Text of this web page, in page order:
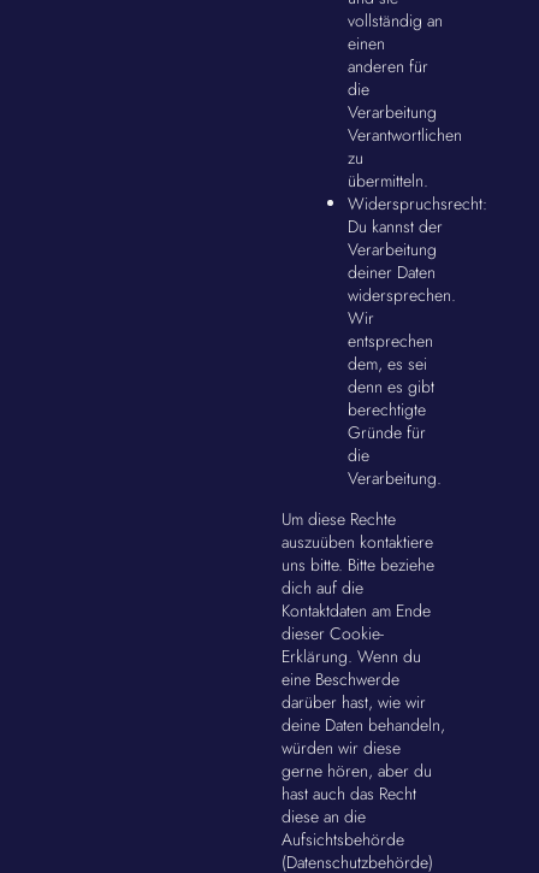
vollständig an
einen
anderen für
die
Verarbeitung
Verantwortlichen
zu
übermitteln.
Widerspruchsrecht:
Du kannst der
Verarbeitung
deiner Daten
widersprechen.
Wir
entsprechen
dem, es sei
denn es gibt
berechtigte
Gründe für
die
Verarbeitung.
Um diese Rechte
auszuüben kontaktiere
uns bitte. Bitte beziehe
dich auf die
Kontaktdaten am Ende
dieser Cookie-
Erklärung. Wenn du
eine Beschwerde
darüber hast, wie wir
deine Daten behandeln,
würden wir diese
gerne hören, aber du
hast auch das Recht
diese an die
Aufsichtsbehörde
(Datenschutzbehörde)